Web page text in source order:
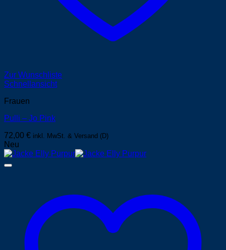
Zur Wunschliste
Schnellansicht
Frauen
Pulli – Jo Pink
72,00 € inkl. MwSt. & Versand (D)
Neu